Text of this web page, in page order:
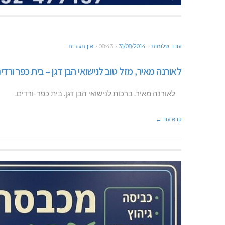
עודד שלומות 31/08/2014
08:43 אין תגובות
לאורנה מאיר, מזל טוב לנישואי הבן דגן – בית כפר
לאורנה מאיר. ברכות לנישואי הבן דגן. בית כפר-ורדים.
קרא עוד ←